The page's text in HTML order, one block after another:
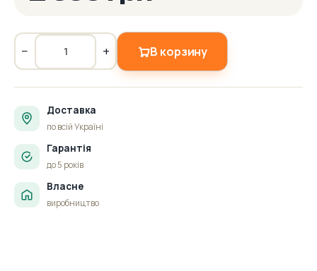
− + В корзину
Доставка
по всій Україні
Гарантія
до 5 років
Власне
виробництво